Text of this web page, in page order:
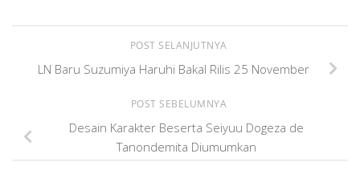
POST SELANJUTNYA
LN Baru Suzumiya Haruhi Bakal Rilis 25 November
POST SEBELUMNYA
Desain Karakter Beserta Seiyuu Dogeza de
Tanondemita Diumumkan